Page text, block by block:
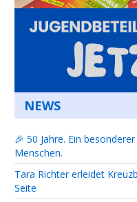
NEWS
🎉 50 Jahre. Ein
Menschen.
Tara Richter erleidet
Seite